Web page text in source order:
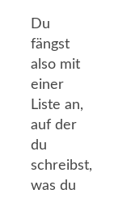
Du
fängst
also mit
einer
Liste an,
auf der
du
schreibst,
was du